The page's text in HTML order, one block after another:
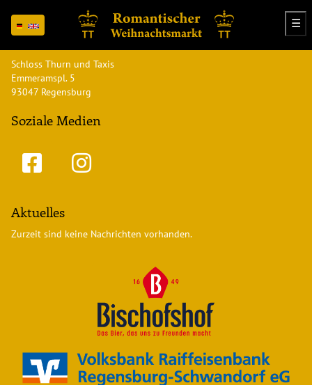
☰
Veranstaltungsadresse
Schloss Thurn und Taxis
Emmeramspl. 5
93047 Regensburg
Soziale Medien
Aktuelles
Zurzeit sind keine Nachrichten vorhanden.